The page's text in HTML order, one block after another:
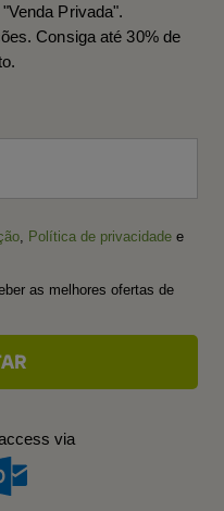
Privada".
Consiga até 30% de
Política de privacidade e
as melhores ofertas de
via